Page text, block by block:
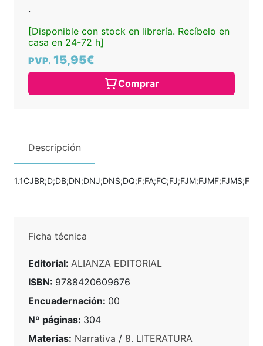
.
[Disponible con stock en librería. Recíbelo en
casa en 24-72 h]
PVP. 15,95€
Comprar
Descripción
1.1CJBR;D;DB;DN;DNJ;DNS;DQ;F;FA;FC;FJ;FJM;FJMF;FJMS;F
Ficha técnica
Editorial: ALIANZA EDITORIAL
ISBN: 9788420609676
Encuadernación: 00
Nº páginas: 304
Materias: Narrativa / 8. LITERATURA